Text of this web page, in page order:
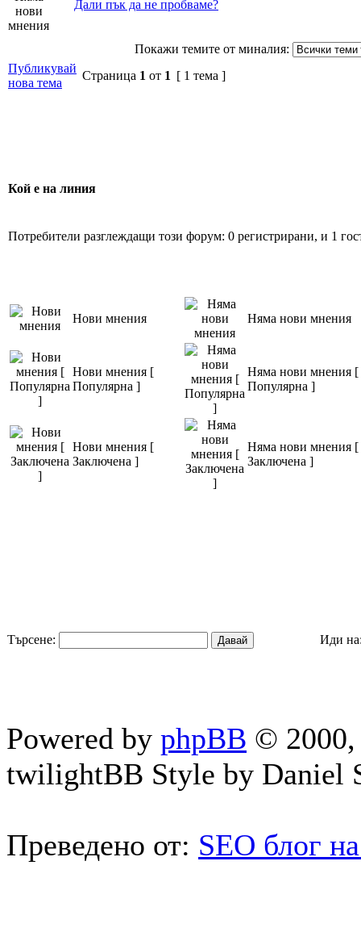
Дали пък да не пробваме?
Покажи темите от миналия:
Публикувай
нова тема
Страница 1 от 1 [ 1 тема ]
Кой е на линия
Потребители разглеждащи този форум: 0 регистрирани, и 1
Нови мнения Няма нови мнения
Нови мнения [
Популярна ]
Няма нови мнения [
Популярна ]
Нови мнения [
Заключена ]
Няма нови мнения [
Заключена ]
Търсене: Иди
Powered by phpBB © 2000,
twilightBB Style by Daniel
Преведено от: SEO блог